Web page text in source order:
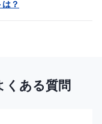
？
くある質問